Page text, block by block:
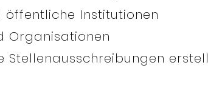
öffentliche Institutionen
Organisationen
Stellenausschreibungen